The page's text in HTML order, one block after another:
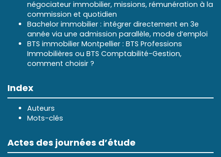
négociateur immobilier, missions, rémunération à la
commission et quotidien
Bachelor immobilier : intégrer directement en 3e
année via une admission parallèle, mode d’emploi
BTS immobilier Montpellier : BTS Professions
Immobilières ou BTS Comptabilité-Gestion,
comment choisir ?
Index
Auteurs
Mots-clés
Actes des journées d’étude